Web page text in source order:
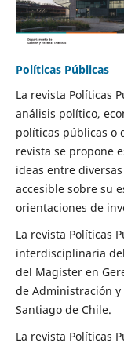
Políticas Públicas
La revista Políticas
análisis político,
políticas públicas o
revista se propone
ideas entre
accesible sobre su
orientaciones de
La revista Políticas
interdisciplinaria
del Magíster en
de Administración
Santiago de Chile.
La revista Políticas